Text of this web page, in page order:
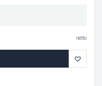
netto
♡